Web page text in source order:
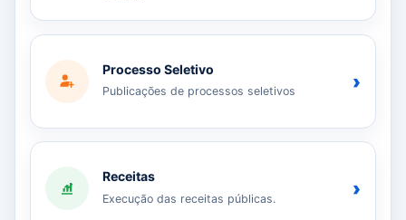
Processo Seletivo
Publicações de processos seletivos ›
Receitas
Execução das receitas públicas. ›